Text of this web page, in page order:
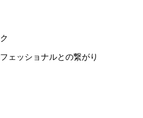
ェッショナルとの繋がり